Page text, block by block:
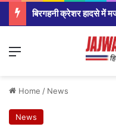
Menu
Home / News
News